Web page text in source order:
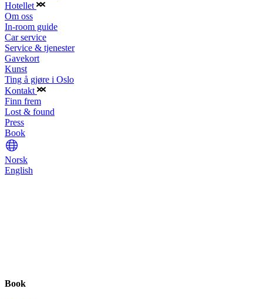
Hotellet
Om oss
In-room guide
Car service
Service & tjenester
Gavekort
Kunst
Ting å gjøre i Oslo
Kontakt
Finn frem
Lost & found
Press
Book
Norsk
English
MEN
Book